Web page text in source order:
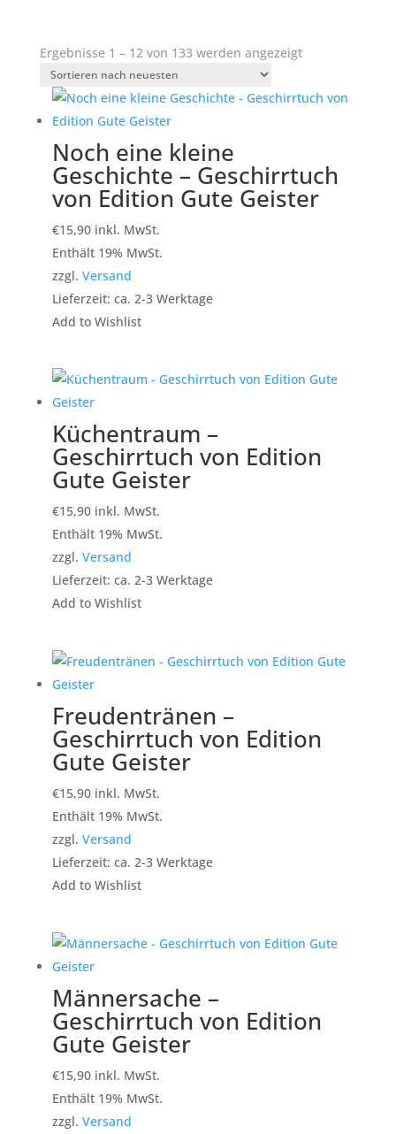
Ergebnisse 1 – 12 von 133 werden angezeigtNach
sortiert
Noch eine kleine
Geschichte – Geschirrtuch
von Edition Gute Geister
€15,90 inkl. MwSt.
Enthält 19% MwSt.
zzgl. Versand
Lieferzeit: ca. 2-3 Werktage
Add to Wishlist
Küchentraum –
Geschirrtuch von Edition
Gute Geister
€15,90 inkl. MwSt.
Enthält 19% MwSt.
zzgl. Versand
Lieferzeit: ca. 2-3 Werktage
Add to Wishlist
Freudentränen –
Geschirrtuch von Edition
Gute Geister
€15,90 inkl. MwSt.
Enthält 19% MwSt.
zzgl. Versand
Lieferzeit: ca. 2-3 Werktage
Add to Wishlist
Männersache –
Geschirrtuch von Edition
Gute Geister
€15,90 inkl. MwSt.
Enthält 19% MwSt.
zzgl. Versand